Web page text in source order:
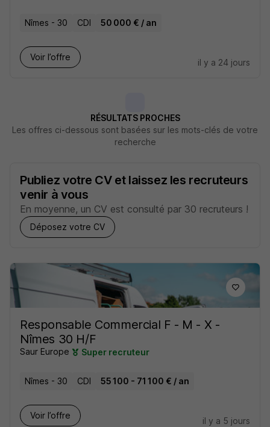
Nîmes - 30 CDI 50 000 € / an
Voir l’offre
il y a 24 jours
RÉSULTATS PROCHES
Les offres ci-dessous sont basées sur les mots-clés de votre
recherche
Publiez votre CV et laissez les recruteurs
venir à vous
En moyenne, un CV est consulté par 30 recruteurs !
Déposez votre CV
Responsable Commercial F - M - X -
Nîmes 30 H/F
Saur Europe Super recruteur
Nîmes - 30 CDI 55 100 - 71 100 € / an
Voir l’offre
il y a 5 jours